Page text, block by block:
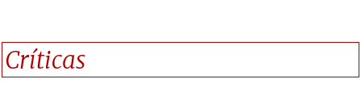
Críticas